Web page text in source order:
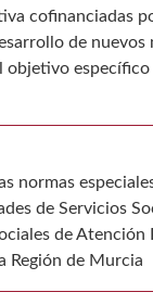
cofinanciadas
de nuevos
específico
normas
de Servicios
de Atención
Región de Murcia